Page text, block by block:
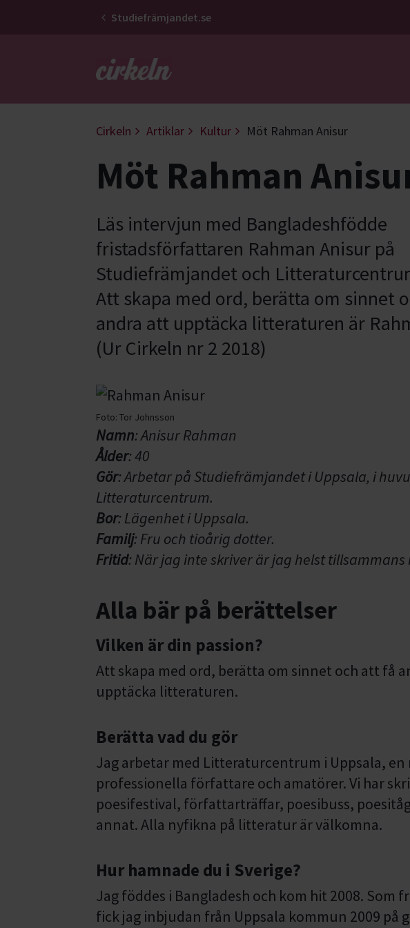
Studiefrämjandet.se
Gå till studiefrämjandets startsida
Cirkeln Artiklar Kultur Möt Rahman Anisur
Möt Rahman
Läs intervjun med Bangladeshfödde
fristadsförfattaren Rahman Anisur på
Studiefrämjandet och
Att skapa med ord, berätta om sinnet
andra att upptäcka litteraturen är
(Ur Cirkeln nr 2 2018)
Foto: Tor Johnsson
Namn: Anisur Rahman
Ålder: 40
Gör: Arbetar på Studiefrämjandet i Uppsala, i
Litteraturcentrum.
Bor: Lägenhet i Uppsala.
Familj: Fru och tioårig dotter.
Fritid: När jag inte skriver är jag helst
Alla bär på berättelser
Vilken är din passion?
Att skapa med ord, berätta om sinnet och att få
upptäcka litteraturen.
Berätta vad du gör
Jag arbetar med Litteraturcentrum i Uppsala,
professionella författare och amatörer. Vi har
poesifestival, författarträffar, poesibuss,
annat. Alla nyfikna på litteratur är välkomna.
Hur hamnade du i Sverige?
Jag föddes i Bangladesh och kom hit 2008. Som
fick jag inbjudan från Uppsala kommun 2009 på